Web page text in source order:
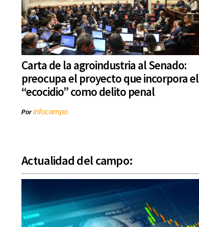
Carta de la agroindustria al Senado:
preocupa el proyecto que incorpora el
“ecocidio” como delito penal
Porinfocampo
Actualidad del campo: